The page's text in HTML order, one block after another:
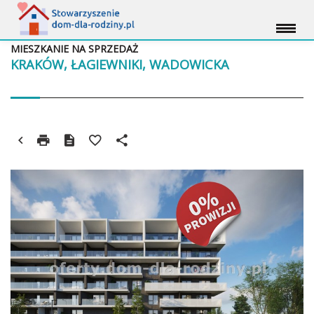
KRAKÓW, ŁAGIEWNIKI, WADOWICKA
MIESZKANIE NA SPRZEDAŻ